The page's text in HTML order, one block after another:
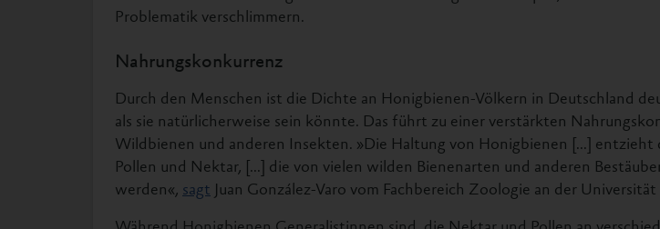
Problematik verschlimmern.
Nahrungskonkurrenz
Durch den Menschen ist die Dichte an Honigbienen-Völkern in Deutschland
als sie natürlicherweise sein könnte. Das führt zu einer verstärkten
Wildbienen und anderen Insekten. »Die Haltung von Honigbienen [...] entzieht
Pollen und Nektar, [...] die von vielen wilden Bienenarten und anderen
werden«,
sagt Juan González-Varo vom Fachbereich Zoologie an der Universität
Während Honigbienen Generalistinnen sind, die Nektar und Pollen an